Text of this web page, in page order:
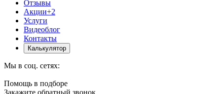
Отзывы
Акции+2
Услуги
Видеоблог
Контакты
Калькулятор
Мы в соц. сетях:
Помощь в подборе
Закажите обратный звонок